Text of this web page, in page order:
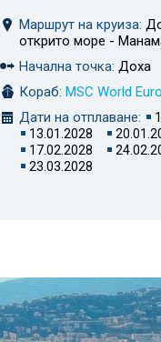
Маршрут на круиза:
открито море -
Начална точка: Доха
Кораб: MSC World
Дати на отплаване:
13.01.2028
17.02.2028
23.03.2028